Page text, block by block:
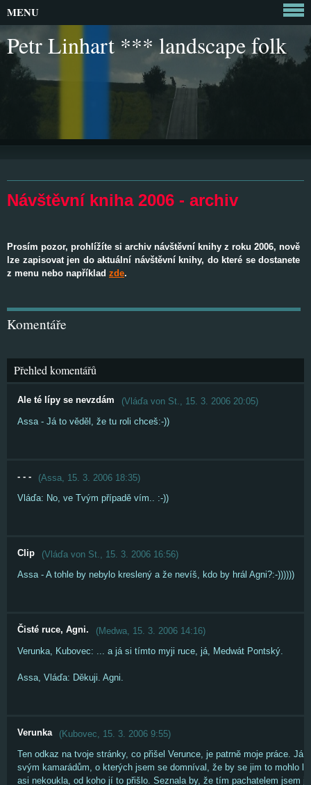
Petr Linhart *** landscape folk
Návštěvní kniha 2006 - archiv
Prosím pozor, prohlížíte si archiv návštěvní knihy z roku 2006, nově
lze zapisovat jen do aktuální návštěvní knihy, do které se dostanete
z menu nebo například zde.
Komentáře
Přehled komentářů
Ale té lípy se nevzdám (Vláďa von St., 15. 3. 2006 20:05)
Assa - Já to věděl, že tu roli chceš:-))
- - - (Assa, 15. 3. 2006 18:35)
Vláďa: No, ve Tvým případě vím.. :-))
Clip (Vláďa von St., 15. 3. 2006 16:56)
Assa - A tohle by nebylo kreslený a že nevíš, kdo by hrál Agni?:-))))))
Čisté ruce, Agni. (Medwa, 15. 3. 2006 14:16)
Verunka, Kubovec: ... a já si tímto myji ruce, já, Medwát Pontský.
Assa, Vláďa: Děkuji. Agni.
Verunka (Kubovec, 15. 3. 2006 9:55)
Ten odkaz na tvoje stránky, co přišel Verunce, je patrně moje práce. Já
svým kamarádům, o kterých jsem se domníval, že by se jim to mohlo
asi nekoukla, od koho jí to přišlo. Seznala by, že tím pachatelem jsem
MENU